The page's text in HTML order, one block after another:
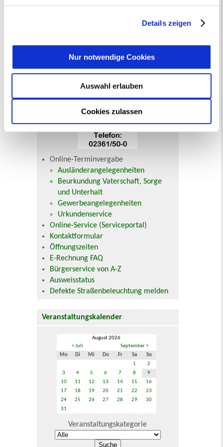
getroffene Auswahl der gewünschten Cookies kann
jederzeit mit Wirkung für die Zukunft angepasst oder
Details zeigen
Cookies zulassen
Auswahl erlauben
Nur notwendige Cookies
Online-Terminvergabe
Ausländerangelegenheiten
Beurkundung Vaterschaft, Sorge
und Unterhalt
Gewerbeangelegenheiten
Urkundenservice
Online-Service (Serviceportal)
Kontaktformular
Öffnungszeiten
E-Rechnung FAQ
Bürgerservice von A-Z
Ausweisstatus
Defekte Straßenbeleuchtung melden
Veranstaltungskalender
August 2026
< Juli
September >
Mo
Di Mi Do Fr Sa
So
1
2
3
4 5 6 7 8
9
10
11 12 13 14 15
16
17
18 19 20 21 22
23
24
25 26 27 28 29
30
31
Veranstaltungskategorie